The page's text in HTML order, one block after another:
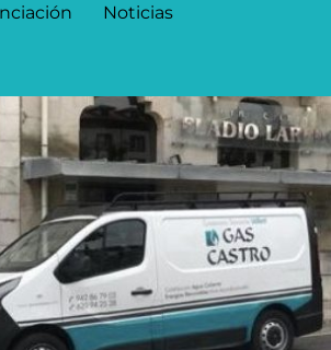
Noticias